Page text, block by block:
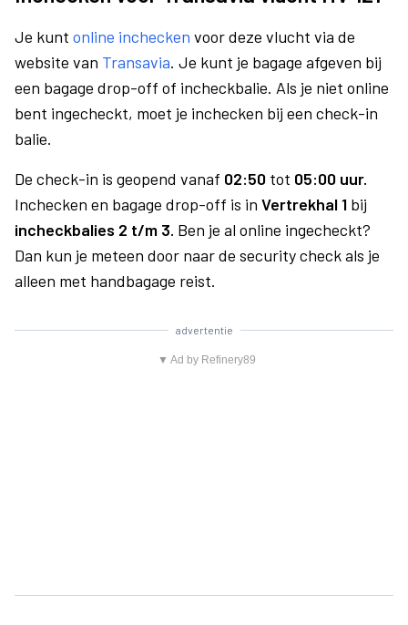
Je kunt online inchecken voor deze vlucht via de
website van Transavia. Je kunt je bagage afgeven bij
een bagage drop-off of incheckbalie. Als je niet online
bent ingecheckt, moet je inchecken bij een check-in
balie.
De check-in is geopend vanaf 02:50 tot 05:00 uur.
Inchecken en bagage drop-off is in Vertrekhal 1 bij
incheckbalies 2 t/m 3. Ben je al online ingecheckt?
Dan kun je meteen door naar de security check als je
alleen met handbagage reist.
advertentie
▼ Ad by Refinery89